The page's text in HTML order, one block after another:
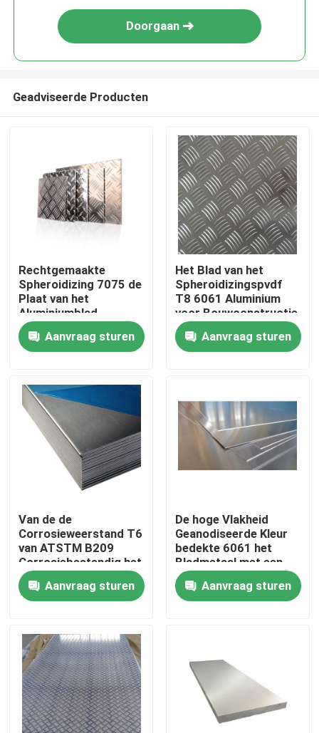
Thuis
Contacten
Producten
Het Profiel van het uitdrijvingsaluminium
V het Profiel van het Groefaluminium
Het anodiseren Aluminiumprofiel
Aangepast Aluminiumprofiel
CNC Aluminiumprofiel
Doorgaan
Geadviseerde Producten
Rechtgemaakte
Spheroidizing 7075 de
Plaat van het
Aluminiumblad
Aanvraag sturen
Het Blad van het
Spheroidizingspvdf
T8 6061 Aluminium
voor Bouwconstructie
Aanvraag sturen
Van de de
Corrosieweerstand T6
van ATSTM B209
Corrosiebestendig het
Aluminiumblad
Aanvraag sturen
De hoge Vlakheid
Geanodiseerde Kleur
bedekte 6061 het
Bladmetaal met een
laag van de
Aluminiumplaat
Aanvraag sturen